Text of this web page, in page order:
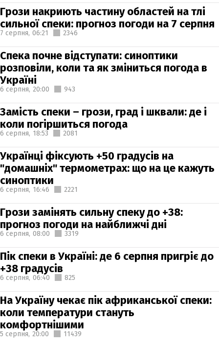
Грози накриють частину областей на тлі
сильної спеки: прогноз погоди на 7 серпня
7 серпня, 06:21 2346
Спека почне відступати: синоптики
розповіли, коли та як зміниться погода в
Україні
6 серпня, 20:00 943
Замість спеки – грози, град і шквали: де і
коли погіршиться погода
6 серпня, 18:53 2081
Українці фіксують +50 градусів на
"домашніх" термометрах: що на це кажуть
синоптики
6 серпня, 16:46 2221
Грози замінять сильну спеку до +38:
прогноз погоди на найближчі дні
6 серпня, 08:00 3319
Пік спеки в Україні: де 6 серпня пригріє до
+38 градусів
6 серпня, 06:40 825
На Україну чекає пік африканської спеки:
коли температури стануть
комфортнішими
5 серпня, 20:00 11439